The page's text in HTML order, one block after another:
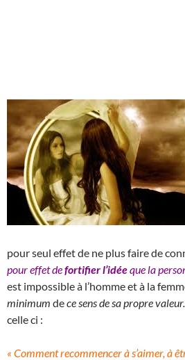
pour seul effet de ne plus faire de
pour effet defortifier l’idéeque la
est impossible à l’homme et à la
minimum dece sens de sa propre valeur.
celle ci :
« Comment recommencer à s’aimer, à